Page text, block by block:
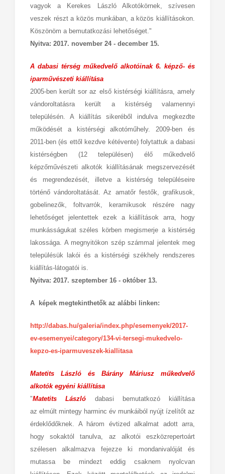
vagyok a Kerekes László Alkotókörnek, szívesen
veszek részt a közös munkában, a közös kiállításokon.
Köszönöm a bemutatkozási lehetőséget."
Nyitva: 2017. november 24 - december 15.
A dabasi térség műkedvelő alkotóinak 6. képző- és
iparművészeti kiállítása
2005-ben került sor az első kistérségi kiállításra, amely
vándoroltatásra került a kistérség valamennyi
településén. A kiállítás sikeréből indulva megkezdte
működését a kistérségi alkotóműhely. 2009-ben és
2011-ben (és ettől kezdve kétévente) folytattuk a dabasi
kistérségben (12 településen) élő műkedvelő
képzőművészeti alkotók kiállításának megszervezését
és megrendezését, illetve a kistérség településeire
történő vándoroltatását. Az amatőr festők, grafikusok,
gobelinezők, foltvarrók, keramikusok részére nagy
lehetőséget jelentettek ezek a kiállítások arra, hogy
munkásságukat széles körben megismerje a kistérség
lakossága. A megnyitókon szép számmal jelentek meg
településük lakói és a kistérségi székhely rendszeres
kiállítás-látogatói is.
Nyitva: 2017. szeptember 16 - október 13.
A képek megtekinthetők az alábbi linken:
http://dabas.hu/galeria/index.php/esemenyek/2017-
ev-esemenyei/category/134-vi-tersegi-mukedvelo-
kepzo-es-iparmuveszek-kiallitasa
Matetits László és Bárány Máriusz műkedvelő
alkotók egyéni kiállítása
"Matetits László dabasi bemutatkozó kiállítása
az elmúlt mintegy harminc év munkáiból nyújt ízelítőt az
érdeklődőknek. A három évtized alkalmat adott arra,
hogy sokaktól tanulva, az alkotói eszközrepertoárt
szélesen alkalmazva fejezze ki mondanivalóját és
mutassa be mindezt eddig csaknem nyolcvan